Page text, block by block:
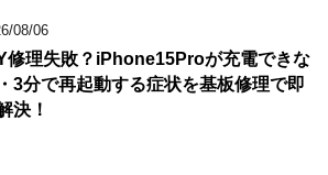
08/06
修理失敗？iPhone15Proが充電できな
3分で再起動する症状を基板修理で即
決！